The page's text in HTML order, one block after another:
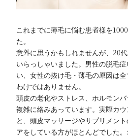
これまでに薄毛に悩む患者様を
た。
意外に思うかもしれませんが、20
いらっしゃいました。男性の脱毛
い、女性の抜け毛・薄毛の原因は
わけではありません。
頭皮の老化やストレス、ホルモン
複雑に絡みあっています。実際カ
と、頭皮マッサージやサプリメン
アをしている方がほとんどでした